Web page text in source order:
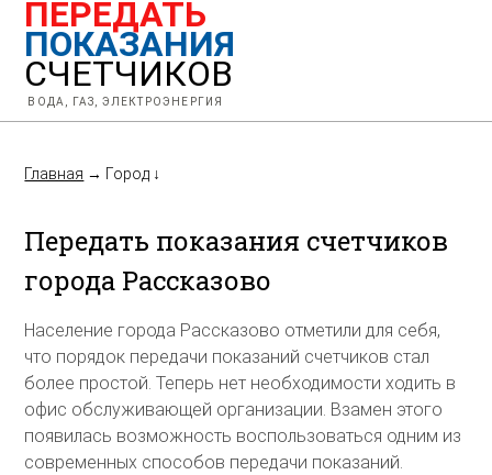
ПЕРЕДАТЬ
ПОКАЗАНИЯ
СЧЕТЧИКОВ
ВОДА, ГАЗ, ЭЛЕКТРОЭНЕРГИЯ
Главная → Город ↓
Передать показания счетчиков
города Рассказово
Население города Рассказово отметили для себя,
что порядок передачи показаний счетчиков стал
более простой. Теперь нет необходимости ходить в
офис обслуживающей организации. Взамен этого
появилась возможность воспользоваться одним из
современных способов передачи показаний.